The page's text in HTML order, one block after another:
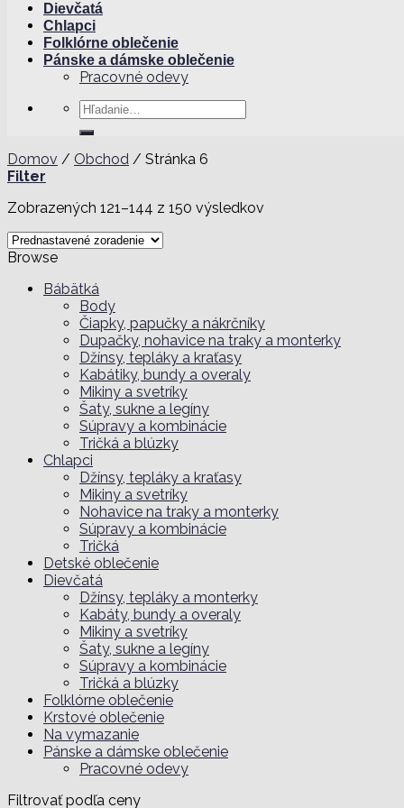
Dievčatá
Chlapci
Folklórne oblečenie
Pánske a dámske oblečenie
Pracovné odevy
Hľadať:
Domov / Obchod / Stránka 6
Filter
Zobrazených 121–144 z 150 výsledkov
Browse
Bábätká
Body
Čiapky, papučky a nákrčníky
Dupačky, nohavice na traky a monterky
Džínsy, tepláky a kraťasy
Kabátiky, bundy a overaly
Mikiny a svetríky
Šaty, sukne a legíny
Súpravy a kombinácie
Tričká a blúzky
Chlapci
Džínsy, tepláky a kraťasy
Mikiny a svetríky
Nohavice na traky a monterky
Súpravy a kombinácie
Tričká
Detské oblečenie
Dievčatá
Džínsy, tepláky a monterky
Kabáty, bundy a overaly
Mikiny a svetríky
Šaty, sukne a legíny
Súpravy a kombinácie
Tričká a blúzky
Folklórne oblečenie
Krstové oblečenie
Na vymazanie
Pánske a dámske oblečenie
Pracovné odevy
Filtrovať podľa ceny